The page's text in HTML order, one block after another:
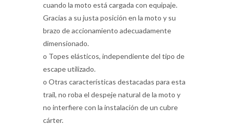
cuando la moto está cargada con equipaje.
Gracias a su justa posición en la moto y su
brazo de accionamiento adecuadamente
dimensionado.
o Topes elásticos, independiente del tipo de
escape utilizado.
o Otras características destacadas para esta
trail, no roba el despeje natural de la moto y
no interfiere con la instalación de un cubre
cárter.